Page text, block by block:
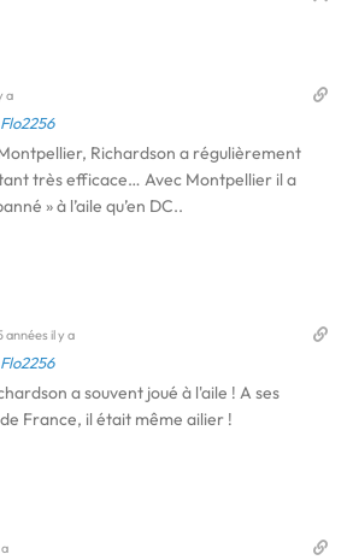
a
Flo2256
Richardson a régulièrement
très efficace… Avec Montpellier il a
» à l’aile qu’en DC..
années il y a
Flo2256
a souvent joué à l'aile ! A ses
France, il était même ailier !